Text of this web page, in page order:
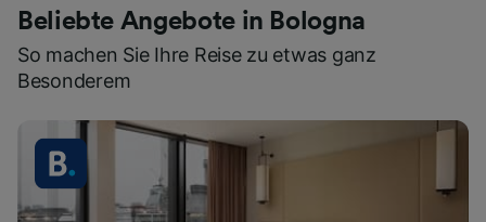
Beliebte Angebote in Bologna
So machen Sie Ihre Reise zu etwas ganz
Besonderem